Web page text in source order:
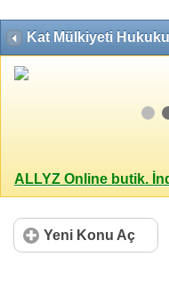
Kat Mülkiyeti Hukuku
ALLYZ Online butik.
Yeni Konu Aç